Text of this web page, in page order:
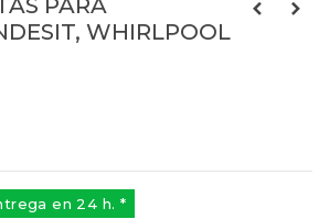
PARA
WHIRLPOOL
en 24 h. *